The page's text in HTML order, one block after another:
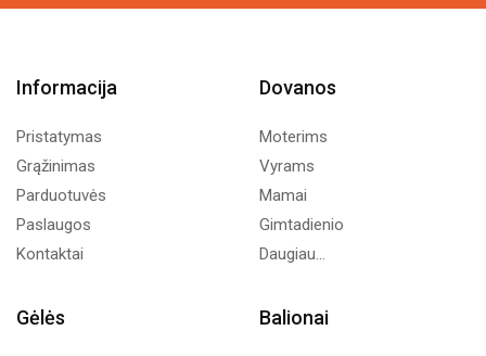
Informacija
Pristatymas
Grąžinimas
Parduotuvės
Paslaugos
Kontaktai
Dovanos
Moterims
Vyrams
Mamai
Gimtadienio
Daugiau...
Gėlės Balionai